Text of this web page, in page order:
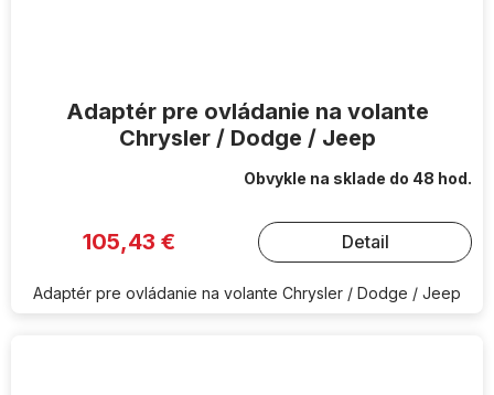
Adaptér pre ovládanie na volante
Chrysler / Dodge / Jeep
Obvykle na sklade do 48 hod.
105,43 € Detail
Adaptér pre ovládanie na volante Chrysler / Dodge / Jeep